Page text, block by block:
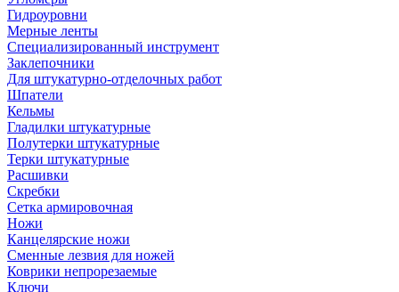
Гидроуровни
Мерные ленты
Специализированный инструмент
Заклепочники
Для штукатурно-отделочных работ
Шпатели
Кельмы
Гладилки штукатурные
Полутерки штукатурные
Терки штукатурные
Расшивки
Скребки
Сетка армировочная
Ножи
Канцелярские ножи
Сменные лезвия для ножей
Коврики непрорезаемые
Ключи